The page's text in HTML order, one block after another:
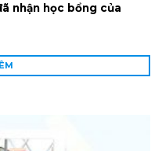
nhận học bổng của